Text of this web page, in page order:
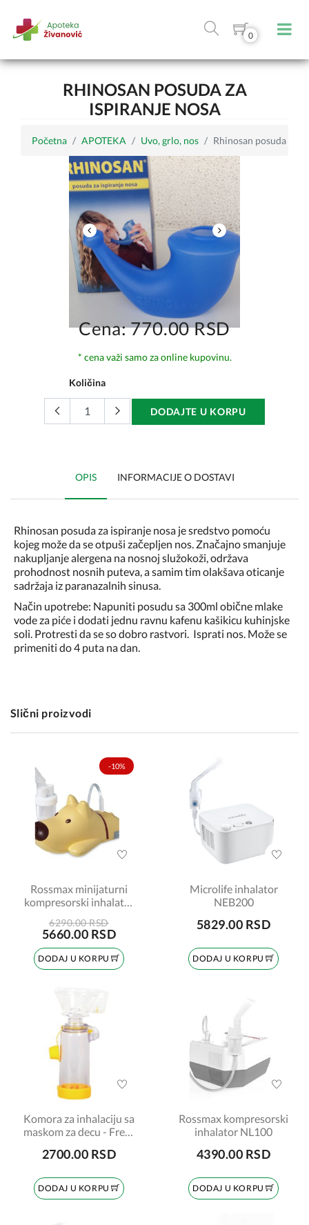
0
RHINOSAN POSUDA ZA
ISPIRANJE NOSA
Početna APOTEKA Uvo, grlo, nos Rhinosan posuda za
Cena: 770.00 RSD
* cena važi samo za online kupovinu.
Količina
DODAJTE U KORPU
OPIS INFORMACIJE O DOSTAVI
Rhinosan posuda za ispiranje nosa je sredstvo pomoću
kojeg može da se otpuši začepljen nos. Značajno smanjuje
nakupljanje alergena na nosnoj služokoži, održava
prohodnost nosnih puteva, a samim tim olakšava oticanje
sadržaja iz paranazalnih sinusa.
Način upotrebe: Napuniti posudu sa 300ml obične mlake
vode za piće i dodati jednu ravnu kafenu kašikicu kuhinjske
soli. Protresti da se so dobro rastvori. Isprati nos. Može se
primeniti do 4 puta na dan.
Slični proizvodi
-10%
Rossmax minijaturni
kompresorski inhalator
6290.00 RSD
5660.00 RSD
DODAJ U KORPU
Microlife inhalator
NEB200
5829.00 RSD
DODAJ U KORPU
Komora za inhalaciju sa
maskom za decu - Free-
2700.00 RSD
DODAJ U KORPU
Rossmax kompresorski
inhalator NL100
4390.00 RSD
DODAJ U KORPU